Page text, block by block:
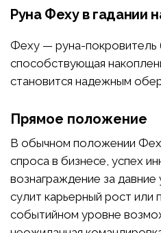
Руна Феху в гадании
Феху — руна-покровитель
способствующая
становится надежным
Прямое положение
В обычном положении
спроса в бизнесе, успех
вознаграждение за
сулит карьерный рост
событийном уровне